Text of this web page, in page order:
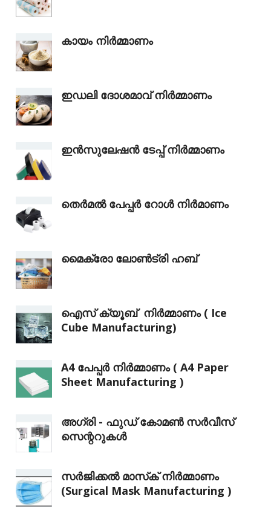
കായം നിർമ്മാണം
ഇഡലി ദോശമാവ് നിർമ്മാണം
ഇൻസുലേഷൻ ടേപ്പ് നിർമ്മാണം
തെർമൽ പേപ്പർ റോൾ നിർമാണം
മൈക്രോ ലോൺട്രി ഹബ്
ഐസ് ക്യൂബ് നിർമ്മാണം ( Ice
Cube Manufacturing)
A4 പേപ്പർ നിർമ്മാണം ( A4 Paper
Sheet Manufacturing )
അഗ്രി - ഫുഡ് കോമൺ സർവീസ്
സെന്ററുകൾ
സർജിക്കൽ മാസ്‌ക് നിർമ്മാണം
(Surgical Mask Manufacturing )